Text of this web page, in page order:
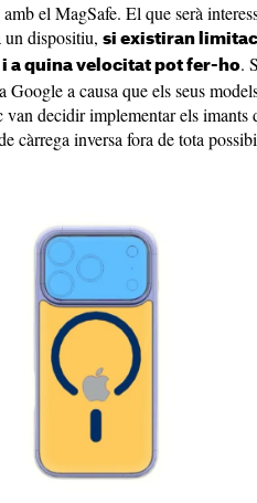
el MagSafe. El que serà
un dispositiu, si existiran
i a quina velocitat pot fer-ho.
Google a causa que els seus
decidir implementar els imants
càrrega inversa fora de tota